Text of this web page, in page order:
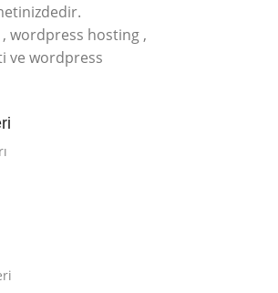
wordpress hosting ,
ve wordpress